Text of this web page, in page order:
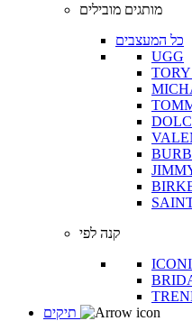
מותגים מובילים
כל המעצבים
UGG
קנה לפי